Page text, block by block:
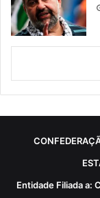
Entidade Filiada a: